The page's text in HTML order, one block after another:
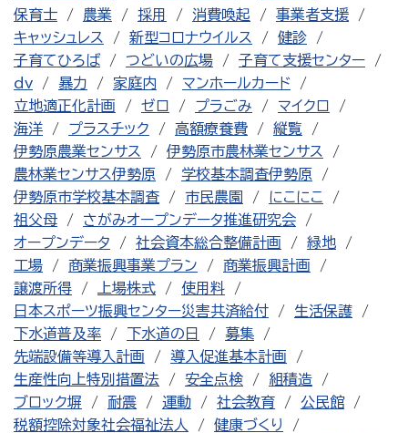
保育士
農業 採用 消費喚起
事業者支援
キャッシュレス
新型コロナウイルス
健診
子育てひろば
つどいの広場
子育て支援センター
dv
暴力 家庭内
マンホールカード
立地適正化計画
ゼロ プラごみ
マイクロ
海洋
プラスチック 高額療養費
縦覧
伊勢原農業センサス
伊勢原市農林業センサス
農林業センサス伊勢原
学校基本調査伊勢原
伊勢原市学校基本調査
市民農園
にこにこ
祖父母
さがみオープンデータ推進研究会
オープンデータ
社会資本総合整備計画
緑地
工場
商業振興事業プラン
商業振興計画
譲渡所得
上場株式
使用料
日本スポーツ振興センター災害共済給付
生活保護
下水道普及率
下水道の日
募集
先端設備等導入計画
導入促進基本計画
生産性向上特別措置法
安全点検
組積造
ブロック塀
耐震 運動 社会教育
公民館
税額控除対象社会福祉法人
健康づくり